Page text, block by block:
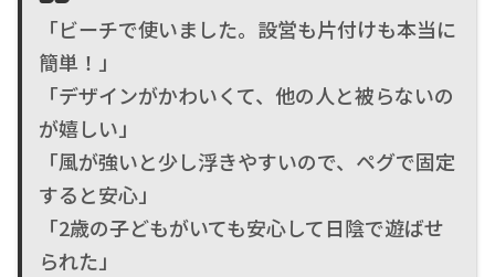
「ビーチで使いました。設営も片付けも本当に
簡単！」
「デザインがかわいくて、他の人と被らないの
が嬉しい」
「風が強いと少し浮きやすいので、ペグで固定
すると安心」
「2歳の子どもがいても安心して日陰で遊ばせ
られた」